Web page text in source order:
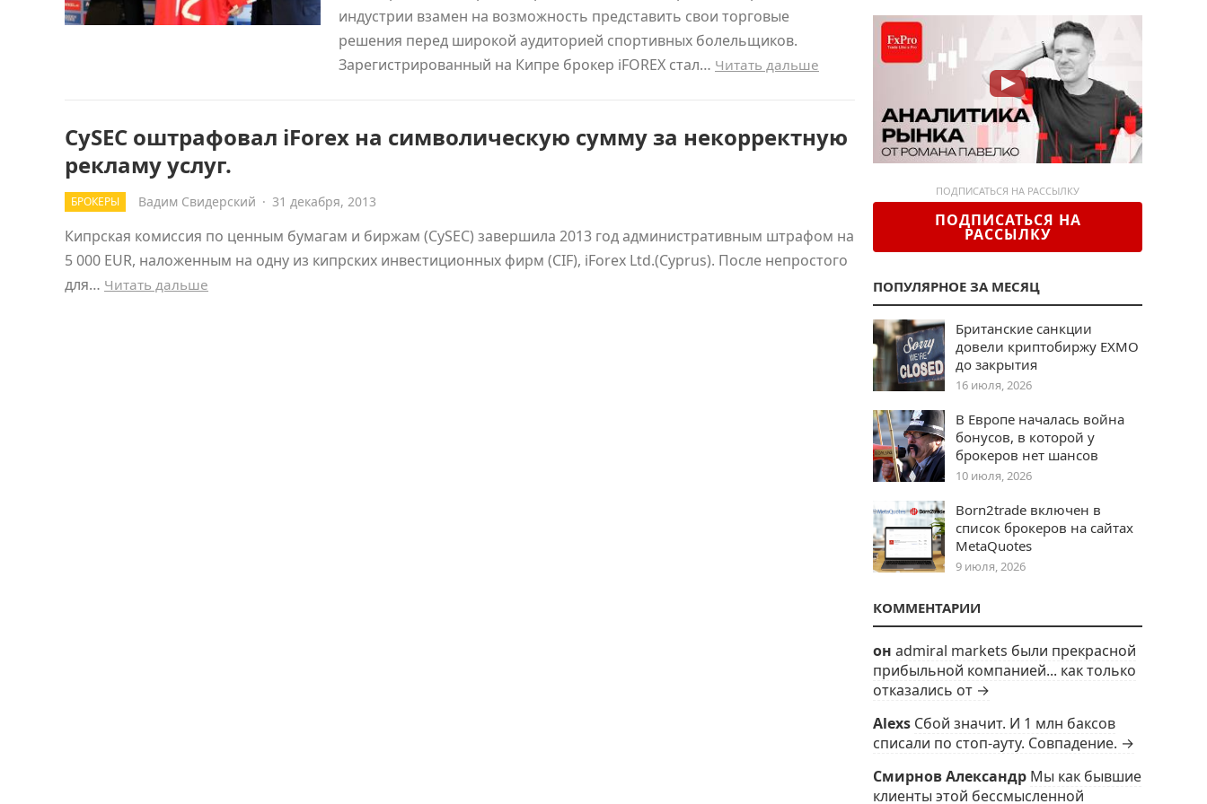
индустрии взамен на возможность представить свои торговые
решения перед широкой аудиторией спортивных болельщиков.
Зарегистрированный на Кипре брокер iFOREX стал… Читать дальше
CySEC оштрафовал iForex на символическую сумму за некорректную
рекламу услуг.
БРОКЕРЫ Вадим Свидерский · 31 декабря, 2013
Кипрская комиссия по ценным бумагам и биржам (CySEC) завершила 2013 год административным штрафом на
5 000 EUR, наложенным на одну из кипрских инвестиционных фирм (CIF), iForex Ltd.(Cyprus). После непростого
для… Читать дальше
ПОДПИСАТЬСЯ НА РАССЫЛКУ
ПОДПИСАТЬСЯ НА
РАССЫЛКУ
ПОПУЛЯРНОЕ ЗА МЕСЯЦ
Британские санкции
довели криптобиржу EXMO
до закрытия
16 июля, 2026
В Европе началась война
бонусов, в которой у
брокеров нет шансов
10 июля, 2026
Born2trade включен в
список брокеров на сайтах
MetaQuotes
9 июля, 2026
КОММЕНТАРИИ
он admiral markets были прекрасной
прибыльной компанией... как только
отказались от →
Alexs Сбой значит. И 1 млн баксов
списали по стоп-ауту. Совпадение. →
Смирнов Александр Мы как бывшие
клиенты этой бессмысленной